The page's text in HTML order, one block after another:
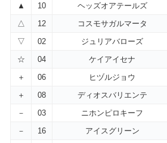
▲
10 ヘッズオアテールズ
△
12 コスモサガルマータ
▽
02 ジュリアバローズ
☆
04 ケイアイセナ
＋
06 ヒヅルジョウ
＋
08 ディオスバリエンテ
－
03 ニホンピロキーフ
－
16 アイスグリーン